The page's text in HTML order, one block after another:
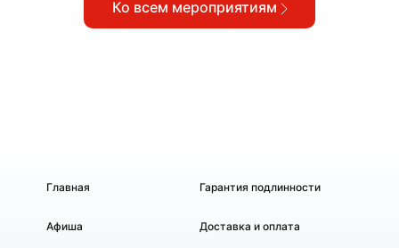
Ко всем мероприятиям
Главная
Афиша
Гарантия подлинности
Доставка и оплата